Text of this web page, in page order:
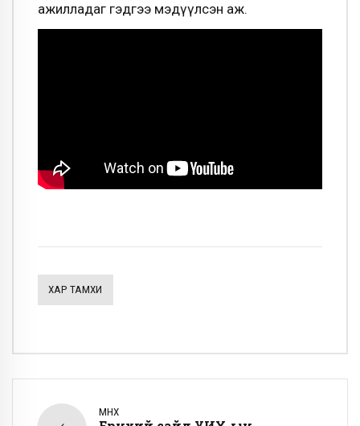
ажилладаг гэдгээ мэдүүлсэн аж.
ХАР ТАМХИ
ӨМНӨХ